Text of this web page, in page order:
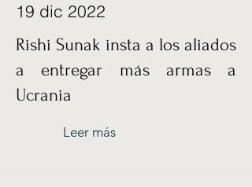
19 dic 2022
Rishi Sunak insta a los aliados
a entregar más armas a
Ucrania
Leer más